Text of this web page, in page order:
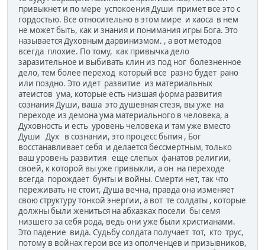
привыкнет и по мере успокоения Души примет все это с
гордостью. Все относительно в этом мире и хаоса в нем
не может быть, как и знания и понимания игры Бога. Это
называется Духовным дарвинизмом. , а вот методов
всегда плохие. По тому, как привычка дело
заразительное и выбивать клин из под ног болезненное
дело, тем более переход который все разно будет рано
или поздно. Это идет развитие из материальных
атеистов ума, которые есть низшая форма развития
сознания Души, ваша это душевная стезя, вы уже на
переходе из демона ума материального в человека, а
Духовность и есть уровень человека и там уже вместо
Души Дух в сознании, это процесс бытия , Бог
восстанавливает себя и делается бессмертным, только
ваш уровень развития еще слепых фанатов религии,
своей, к которой вы уже привыкли, а он на переходе
всегда порождает бунты и войны. Смерти нет, так что
переживать не стоит, Душа вечна, правда она изменяет
свою структуру тонкой энергии, а вот те солдаты , которые
должны были жениться на абхазках посели бы семя
низшего за себя рода, ведь они уже были христианами.
Это падение вида. Судьбу солдата получает тот, кто трус,
потому в войнах герои все из ополченцев и призывников,